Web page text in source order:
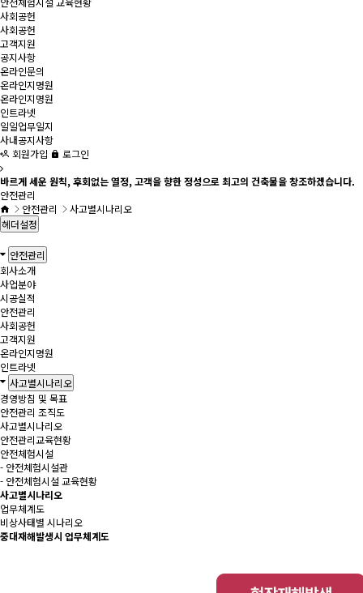
사회공헌
사회공헌
고객지원
공지사항
온라인문의
온라인지명원
온라인지명원
인트라넷
일일업무일지
사내공지사항
회원가입
로그인
바르게 세운 원칙, 후회없는 열정, 고객을 향한 정성으로 최고의 건축물을 창조하겠습니다.
안전관리
안전관리
사고별시나리오
헤더설정
안전관리
회사소개
사업분야
시공실적
안전관리
사회공헌
고객지원
온라인지명원
인트라넷
사고별시나리오
경영방침 및 목표
안전관리 조직도
사고별시나리오
안전관리교육현황
안전체험시설
- 안전체험시설관
- 안전체험시설 교육현황
사고별시나리오
업무체계도
비상사태별 시나리오
중대재해발생시 업무체계도